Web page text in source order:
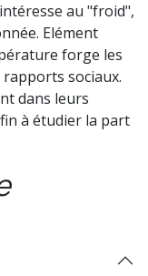
au "froid",
Elément
forge les
sociaux.
dans leurs
à étudier la part